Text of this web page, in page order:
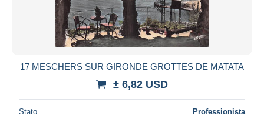
17 MESCHERS SUR GIRONDE GROTTES DE MATATA
± 6,82 USD
Stato Professionista